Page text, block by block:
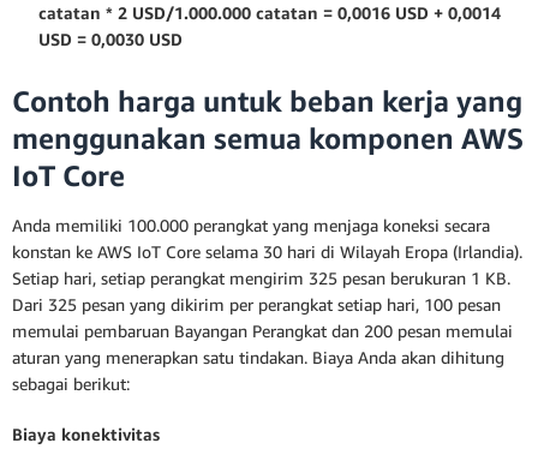
catatan * 2 USD/1.000.000 catatan = 0,0016 USD + 0,0014
USD = 0,0030 USD
Contoh harga untuk beban kerja yang
menggunakan semua komponen AWS
IoT Core
Anda memiliki 100.000 perangkat yang menjaga koneksi secara
konstan ke AWS IoT Core selama 30 hari di Wilayah Eropa (Irlandia).
Setiap hari, setiap perangkat mengirim 325 pesan berukuran 1 KB.
Dari 325 pesan yang dikirim per perangkat setiap hari, 100 pesan
memulai pembaruan Bayangan Perangkat dan 200 pesan memulai
aturan yang menerapkan satu tindakan. Biaya Anda akan dihitung
sebagai berikut:
Biaya konektivitas